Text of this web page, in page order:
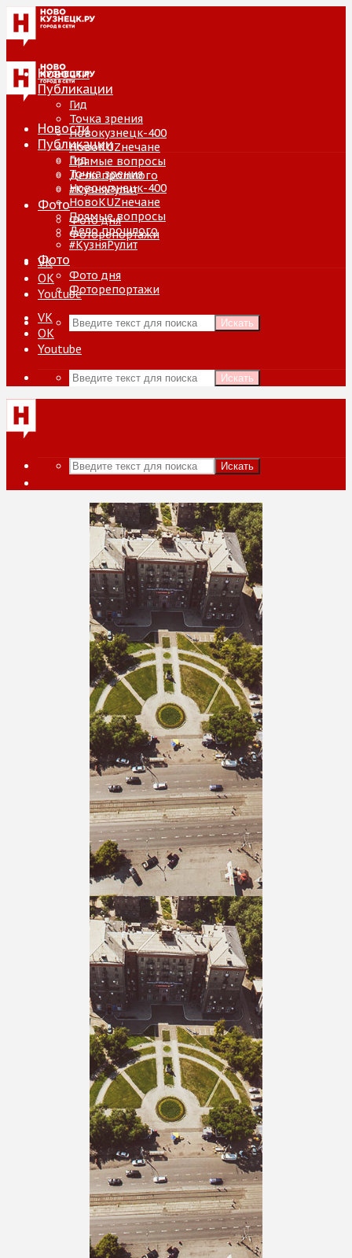
Новости
Публикации
Гид
Точка зрения
Новокузнецк-400
НовоKUZнечане
Прямые вопросы
Дело прошлого
#КузняРулит
Фото
Фото дня
Фоторепортажи
VK
ОК
Youtube
Искать
Новости
Публикации
Гид
Точка зрения
Новокузнецк-400
НовоKUZнечане
Прямые вопросы
Дело прошлого
#КузняРулит
Фото
Фото дня
Фоторепортажи
VK
ОК
Youtube
Искать
Искать